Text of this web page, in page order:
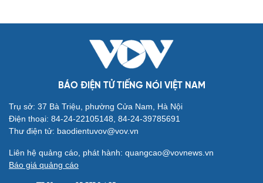
BÁO ĐIỆN TỬ TIẾNG NÓI VIỆT NAM
Trụ sở: 37 Bà Triệu, phường Cửa Nam, Hà Nội
Điện thoại: 84-24-22105148, 84-24-39785691
Thư điện tử: baodientuvov@vov.vn
Liên hệ quảng cáo, phát hành: quangcao@vovnews.vn
Báo giá quảng cáo